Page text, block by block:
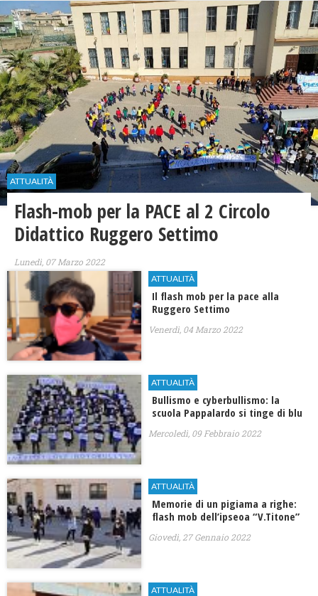
ATTUALITÀ
Flash-mob per la PACE al 2 Circolo
Didattico Ruggero Settimo
Lunedì, 07 Marzo 2022
ATTUALITÀ
Il flash mob per la pace alla
Ruggero Settimo
Venerdì, 04 Marzo 2022
ATTUALITÀ
Bullismo e cyberbullismo: la
scuola Pappalardo si tinge di blu
Mercoledì, 09 Febbraio 2022
ATTUALITÀ
Memorie di un pigiama a righe:
flash mob dell’ipseoa “V.Titone”
Giovedì, 27 Gennaio 2022
ATTUALITÀ